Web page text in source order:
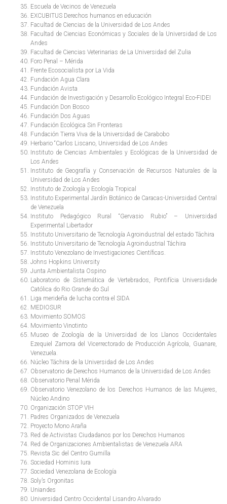
Escuela de Vecinos de Venezuela
EXCUBITUS Derechos humanos en educación
Facultad de Ciencias de la Universidad de Los Andes
Facultad de Ciencias Económicas y Sociales de la Universidad de Los
Andes
Facultad de Ciencias Veterinarias de La Universidad del Zulia
Foro Penal – Mérida
Frente Ecosocialista por La Vida
Fundación Agua Clara
Fundación Avista
Fundación de Investigación y Desarrollo Ecológico Integral Eco-FIDEI
Fundación Don Bosco
Fundación Dos Aguas
Fundación Ecológica Sin Fronteras
Fundación Tierra Viva de la Universidad de Carabobo
Herbario “Carlos Liscano, Universidad de Los Andes
Instituto de Ciencias Ambientales y Ecológicas de la Universidad de
Los Andes
Instituto de Geografía y Conservación de Recursos Naturales de la
Universidad de Los Andes
Instituto de Zoología y Ecología Tropical
Instituto Experimental Jardín Botánico de Caracas-Universidad Central
de Venezuela
Instituto Pedagógico Rural “Gervasio Rubio” – Universidad
Experimental Libertador
Instituto Universitario de Tecnología Agroindustrial del estado Táchira
Instituto Universitario de Tecnología Agroindustrial Táchira
Instituto Venezolano de Investigaciones Científicas.
Johns Hopkins University
Junta Ambientalista Ospino
Laboratorio de Sistemática de Vertebrados, Pontifícia Universidade
Católica do Rio Grande do Sul
Liga merideña de lucha contra el SIDA
MEDIOSUR
Movimiento SOMOS
Movimiento Vinotinto
Museo de Zoología de la Universidad de los Llanos Occidentales
Ezequiel Zamora del Vicerrectorado de Producción Agrícola, Guanare,
Venezuela.
Núcleo Táchira de la Universidad de Los Andes
Observatorio de Derechos Humanos de la Universidad de Los Andes
Observatorio Penal Mérida
Observatorio Venezolano de los Derechos Humanos de las Mujeres,
Núcleo Andino
Organización STOP VIH
Padres Organizados de Venezuela
Proyecto Mono Araña
Red de Activistas Ciudadanos por los Derechos Humanos
Red de Organizaciones Ambientalistas de Venezuela ARA
Revista Sic del Centro Gumilla
Sociedad Hominis Iura
Sociedad Venezolana de Ecología
Soly’s Orgonitas
Uniandes
Universidad Centro Occidental Lisandro Alvarado